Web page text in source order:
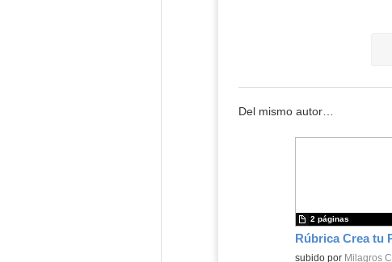
Del mismo autor…
Contenido educativo.
subido por Milagros C.
2 páginas